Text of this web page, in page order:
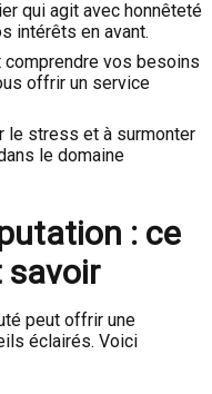
qui agit avec honnêteté
intérêts en avant.
comprendre vos besoins
offrir un service
le stress et à surmonter
le domaine
: ce
savoir
peut offrir une
éclairés. Voici